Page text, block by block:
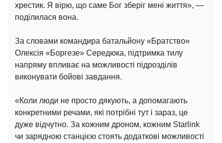
хрестик. Я вірю, що саме Бог зберіг мені життя», —
поділилася вона.
За словами командира батальйону «Братство»
Олексія «Боргезе» Середюка, підтримка тилу
напряму впливає на можливості підрозділів
виконувати бойові завдання.
«Коли люди не просто дякують, а допомагають
конкретними речами, які потрібні тут і зараз, це
дуже відчутно. За кожним дроном, кожним Starlink
чи зарядною станцією стоять додаткові можливості